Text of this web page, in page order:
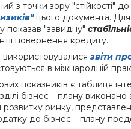
з точки зору "стійкості"
цього документа. Для
показав "завидну"
повернення кредиту.
звіти
в міжнародній
показників є таблиця
бізнес – плану
розвитку ринку,
до бізнес – плану